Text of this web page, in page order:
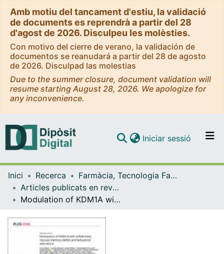
Amb motiu del tancament d'estiu, la validació
de documents es reprendrà a partir del 28
d'agost de 2026. Disculpeu les molèsties.
Con motivo del cierre de verano, la validación de
documentos se reanudará a partir del 28 de agosto
de 2026. Disculpad las molestias
Due to the summer closure, document validation will
resume starting August 28, 2026. We apologize for
any inconvenience.
Navega per tot el DD
Com publicar
Contacte
Iniciar sessió (current)
Inici Recerca
Farmàcia, Tecnologia Farmacèutica i Fisicoquímica
Articles publicats en revistes (Farmàcia, Tecnologia Farmacèutica i Fisicoquímica)
Modulation of KDM1A with vafidemstat rescues memory deficit and behavioral alterations